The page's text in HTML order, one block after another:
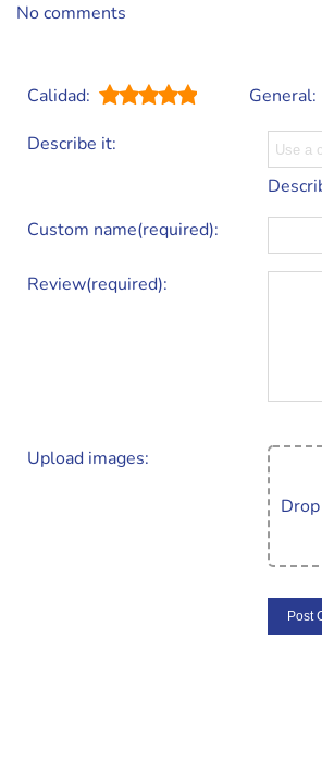
No comments
Calidad:
General:
Describe it:
Custom name(required):
Review(required):
Upload images: